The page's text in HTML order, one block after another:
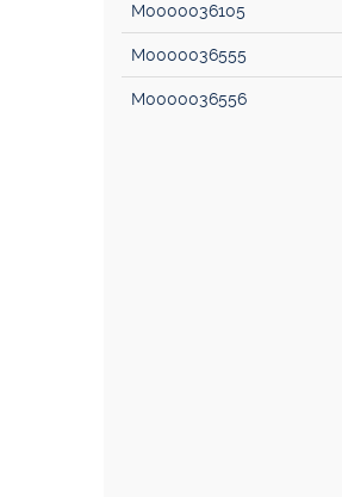
M0000036105
M0000036555
M0000036556